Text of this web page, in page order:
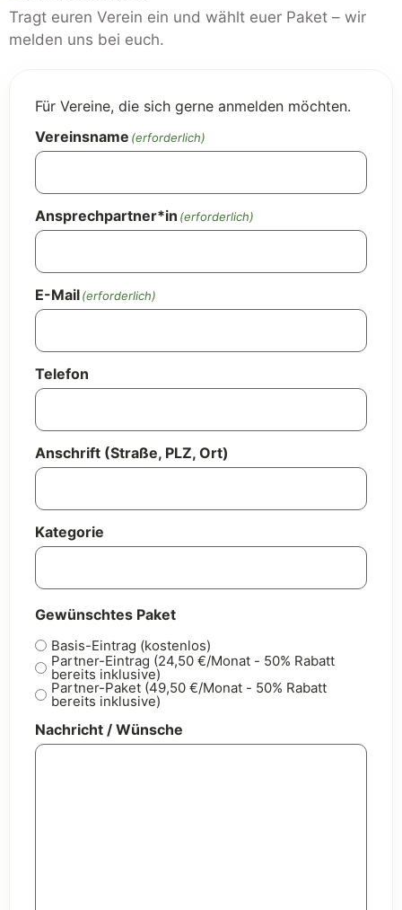
Tragt euren Verein ein und wählt euer Paket – wir
melden uns bei euch.
Für Vereine, die sich gerne anmelden möchten.
Vereinsname (erforderlich)
Ansprechpartner*in (erforderlich)
E-Mail(erforderlich)
Telefon
Anschrift (Straße, PLZ, Ort)
Kategorie
Gewünschtes Paket
Basis-Eintrag (kostenlos)
Partner-Eintrag (24,50 €/Monat - 50% Rabatt
bereits inklusive)
Partner-Paket (49,50 €/Monat - 50% Rabatt
bereits inklusive)
Nachricht / Wünsche